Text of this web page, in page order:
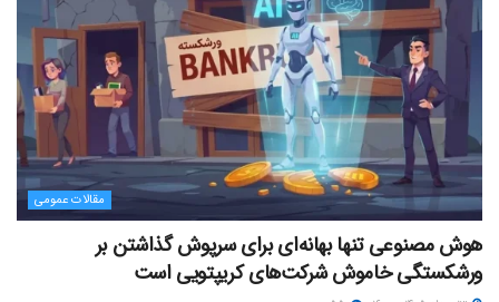
مقالات عمومی
هوش مصنوعی تنها بهانه‌ای برای سرپوش گذاشتن بر
ورشکستگی خاموش شرکت‌های کریپتویی است